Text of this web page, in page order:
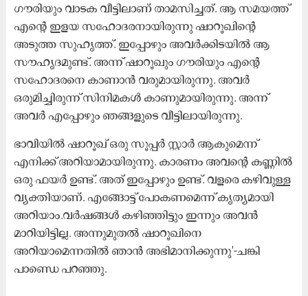
ഗൗരിയും വാടക വീട്ടിലാണ് താമസിച്ചത്. ആ സമയത്ത്
എന്റെ ഇളയ സഹോദരനായിരുന്നു ഷാറൂഖിന്റെ
അടുത്ത സുഹൃത്ത്. ഇപ്പോഴും അവർക്കിടയിൽ ആ
സൗഹൃദമുണ്ട്. അന്ന് ഷാറൂഖും ഗൗരിയും എന്റെ
സഹോദരനെ കാണാൻ വരുമായിരുന്നു. അവർ
ഒരുമിച്ചിരുന്ന് സിനിമകൾ കാണുമായിരുന്നു. അന്ന്
അവർ എപ്പോഴും ഞങ്ങളുടെ വീട്ടിലായിരുന്നു.
ഭാവിയിൽ ഷാറൂഖ് ഒരു സൂപ്പർ സ്റ്റാർ ആകുമെന്ന്
എനിക്ക് അറിയാമായിരുന്നു. കാരണം അവന്റെ കണ്ണിൽ
ഒരു ഫയർ ഉണ്ട്. അത് ഇപ്പോഴും ഉണ്ട്. വളരെ കഴിവുള്ള
വ്യക്തിയാണ്. എങ്ങോട്ട് പോകണമെന്ന് കൃത്യമായി
അറിയാം.വർഷങ്ങൾ കഴിഞ്ഞിട്ടും ഇന്നും അവൻ
മാറിയിട്ടില്ല. അന്നുമുതൽ ഷാറൂഖിനെ
അറിയാമെന്നതിൽ ഞാൻ അഭിമാനിക്കുന്നു'-ചങ്കി
പാണ്ഡെ പറഞ്ഞു.